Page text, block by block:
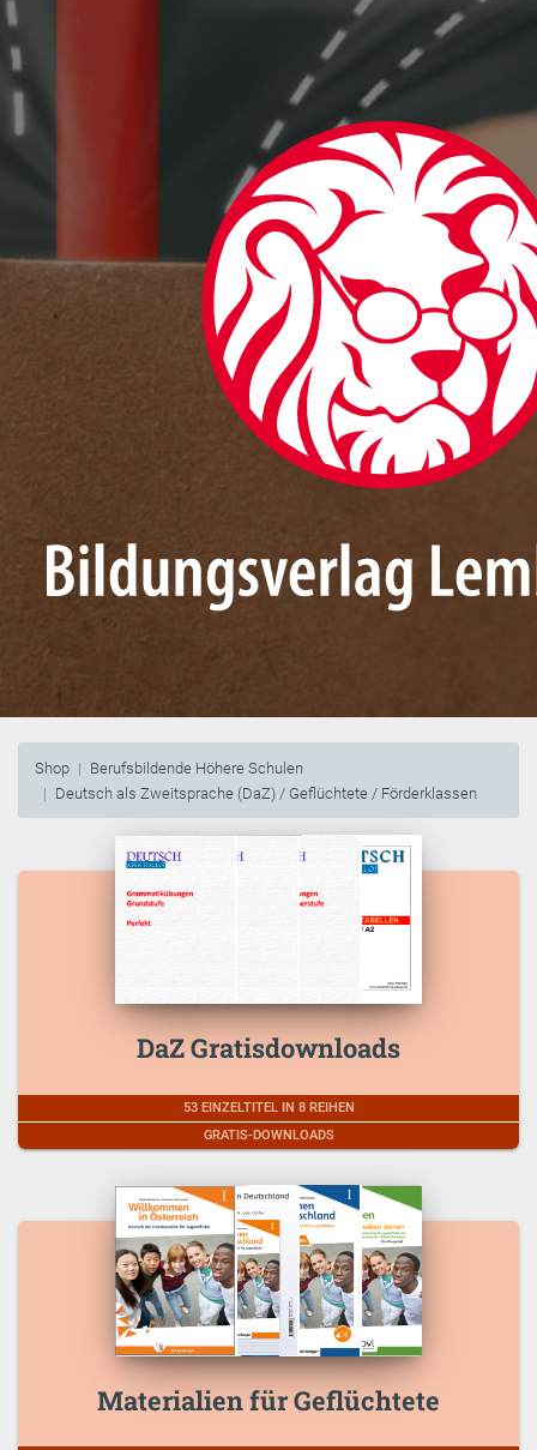
Shop
Berufsbildende Höhere Schulen
Deutsch als Zweitsprache (DaZ) / Geflüchtete / Förderklassen
DaZ Gratisdownloads
53 EINZELTITEL IN 8 REIHEN
GRATIS-DOWNLOADS
Materialien für Geflüchtete